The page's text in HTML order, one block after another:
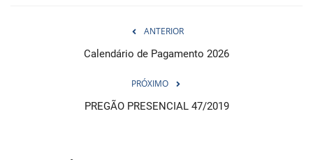
ANTERIOR
Calendário de Pagamento 2026
PRÓXIMO
PREGÃO PRESENCIAL 47/2019